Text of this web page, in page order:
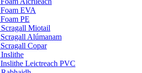
EVA
PE
Miotail
Alúmanam
Copar
Leictreach PVC